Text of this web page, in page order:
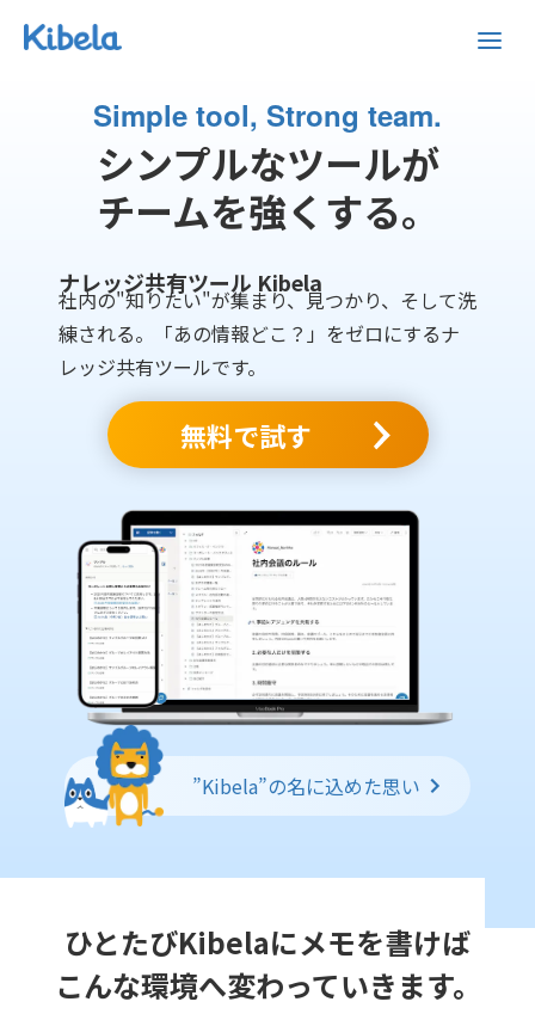
Simple tool, Strong team.
シンプルなツールが
チームを強くする。
ナレッジ共有ツール Kibela
社内の"知りたい"が集まり、見つかり、そして洗
練される。「あの情報どこ？」をゼロにするナ
レッジ共有ツールです。
無料で試す
”Kibela”の名に込めた思い
ひとたびKibelaにメモを書けば
こんな環境へ変わっていきます。